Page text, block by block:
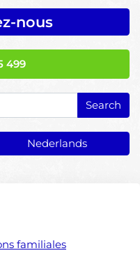
nous
499
Nederlands
familiales